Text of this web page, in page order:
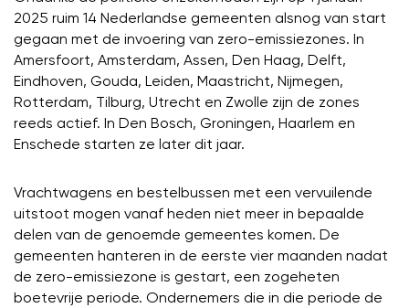
2025 ruim 14 Nederlandse gemeenten alsnog van start
gegaan met de invoering van zero-emissiezones. In
Amersfoort, Amsterdam, Assen, Den Haag, Delft,
Eindhoven, Gouda, Leiden, Maastricht, Nijmegen,
Rotterdam, Tilburg, Utrecht en Zwolle zijn de zones
reeds actief. In Den Bosch, Groningen, Haarlem en
Enschede starten ze later dit jaar.
Vrachtwagens en bestelbussen met een vervuilende
uitstoot mogen vanaf heden niet meer in bepaalde
delen van de genoemde gemeentes komen. De
gemeenten hanteren in de eerste vier maanden nadat
de zero-emissiezone is gestart, een zogeheten
boetevrije periode. Ondernemers die in die periode de